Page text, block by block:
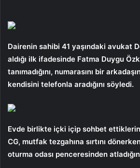
Dairenin sahibi 41 yaşındaki avukat
aldığı ilk ifadesinde Fatma Duygu
tanımadığını, numarasını bir
kendisini telefonla aradığını söyledi.
Evde birlikte içki içip sohbet
CG, mutfak tezgahına sırtını
oturma odası penceresinden